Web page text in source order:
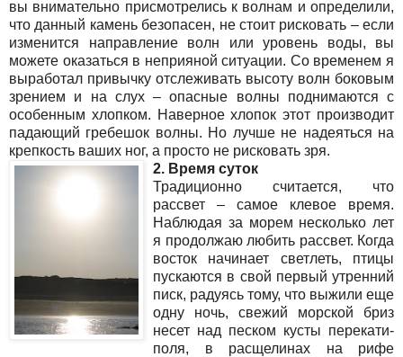
вы внимательно присмотрелись к волнам и определили,
что данный камень безопасен, не стоит рисковать – если
изменится направление волн или уровень воды, вы
можете оказаться в неприяной ситуации. Со временем я
выработал привычку отслеживать высоту волн боковым
зрением и на слух – опасные волны поднимаются с
особенным хлопком. Наверное хлопок этот производит
падающий гребешок волны. Но лучше не надеяться на
крепкость ваших ног, а просто не рисковать зря.
2. Время суток
Традиционно считается, что
рассвет – самое клевое время.
Наблюдая за морем несколько лет
я продолжаю любить рассвет. Когда
восток начинает светлеть, птицы
пускаются в свой первый утренний
писк, радуясь тому, что выжили еще
одну ночь, свежий морской бриз
несет над песком кусты перекати-
поля, в расщелинах на рифе